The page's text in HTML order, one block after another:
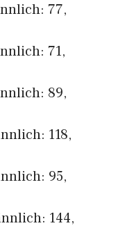
77,
71,
89,
118,
95,
144,